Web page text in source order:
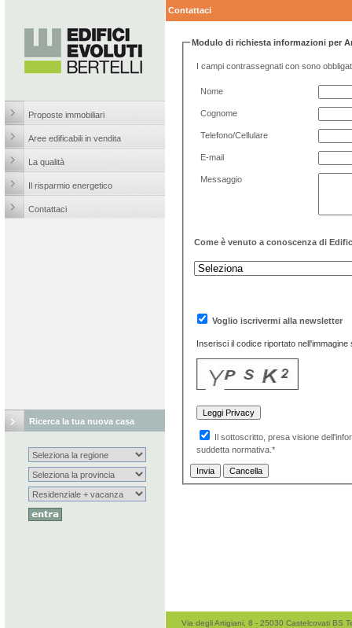
Proposte immobiliari
Aree edificabili in vendita
La qualità
Il risparmio energetico
Contattaci
Ricerca la tua nuova casa
Contattaci
Modulo di richiesta informazioni per
I campi contrassegnati con sono
Nome
Cognome
Telefono/Cellulare
E-mail
Messaggio
Come è venuto a conoscenza di
Voglio iscrivermi alla newsletter
Il sottoscritto, presa visione
suddetta normativa.*
Via degli Artigiani, 8 - 25030 Castelcovati BS